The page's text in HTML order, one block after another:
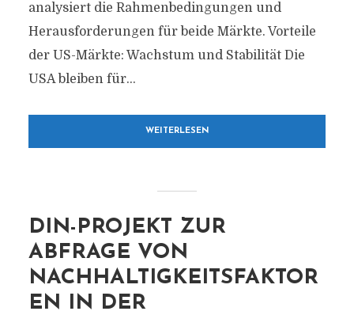
analysiert die Rahmenbedingungen und
Herausforderungen für beide Märkte. Vorteile
der US-Märkte: Wachstum und Stabilität Die
USA bleiben für...
WEITERLESEN
DIN-PROJEKT ZUR
ABFRAGE VON
NACHHALTIGKEITSFAKTOR
EN IN DER